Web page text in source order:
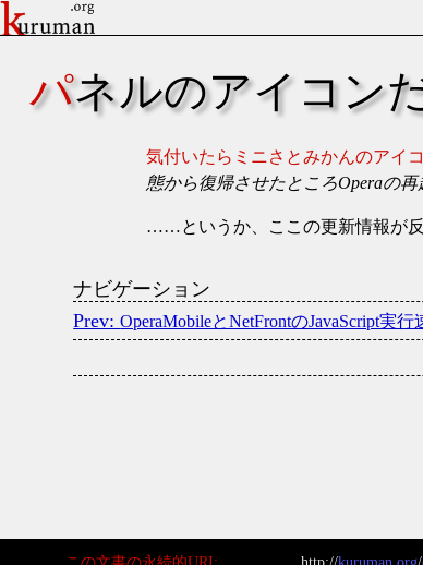
パネルのアイコ
気付いたらミニさとみかんのアイ
態から復帰させたところOperaの
……というか、ここの更新情報が反
ナビゲーション
OperaMobileとNetFrontのJavaScript実行
この文書の永続的URI http://kuruman.org/